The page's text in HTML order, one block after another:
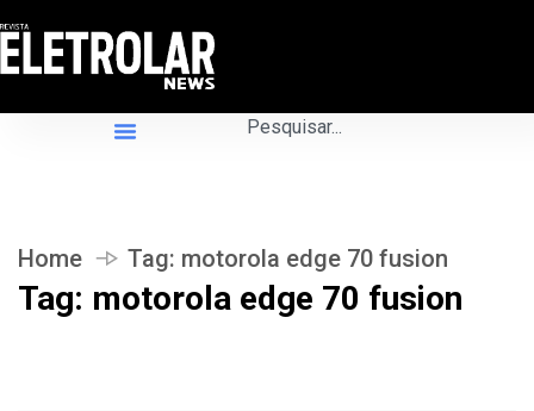
Home Tag: motorola edge 70 fusion
Tag: motorola edge 70 fusion